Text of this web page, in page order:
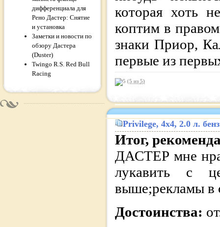
дифференциала для
Рено Дастер: Снятие
и установка
Заметки и новости по
обзору Дастера
(Duster)
Twingo R.S. Red Bull
Racing
которая хоть
коптим в
знаки Приор,
первые из
(5 из 5)
Privilege, 4x4, 2.0 л.
Итог,
ДАСТЕР мне
лукавить с
выше;рекламы в
Достоинства: